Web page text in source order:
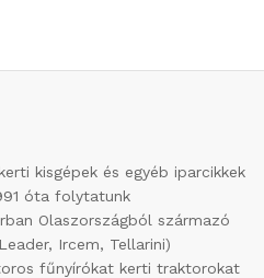
kisgépek és egyéb iparcikkek
óta folytatunk
Olaszországból származó
Ircem, Tellarini)
fűnyírókat kerti traktorokat